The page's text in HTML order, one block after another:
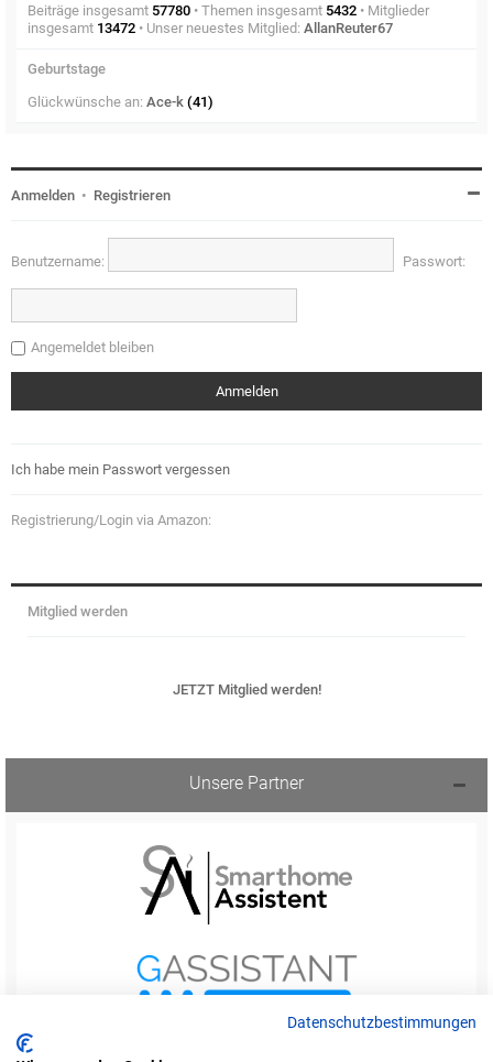
Beiträge insgesamt 57780 • Themen insgesamt 5432 • Mitglieder
insgesamt 13472 • Unser neuestes Mitglied: AllanReuter67
Geburtstage
Glückwünsche an: Ace-k (41)
Anmelden • Registrieren
Benutzername: Passwort:
Angemeldet bleiben
Ich habe mein Passwort vergessen
Registrierung/Login via Amazon:
Mitglied werden
JETZT Mitglied werden!
Unsere Partner
Datenschutzbestimmungen